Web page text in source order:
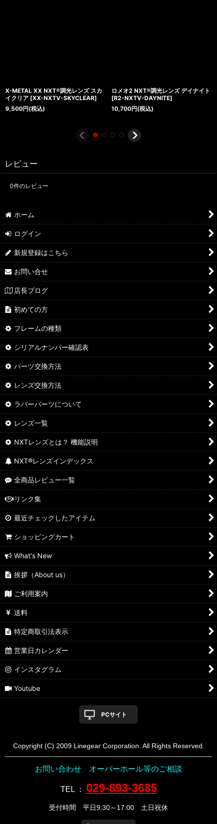
X-METAL XX NXT®調光レンズ スカ
イクリア [XX-NXTV-SKYCLEAR]
9,500円(税込)
ロメオ2 NXT®調光レンズ デイナイト
[R2-NXTV-DAYNITE]
10,700円(税込)
レビュー
0件のレビュー
ホーム
ログイン
新規登録はこちら
お問い合せ
店長ブログ
初めての方
フレームの種類
シリアルナンバー確認表
パーツ交換方法
レンズ交換方法
ラバーパーツについて
レンズ一覧
NXTレンズとは？ 機能説明
NXT®レンズインデックス
全商品レビュー一覧
リンク集
最近チェックしたアイテム
ショッピングカート
What's New
挨拶（About us）
ご利用案内
送料
特定商取引法表示
営業日カレンダー
インスタグラム
Youtube
PCサイト
Copyright (C) 2009 Linegear Corporation. All Rights Reserved.
お問い合わせ オーバーホール等のご相談
TEL： 029-893-3685
受付時間 平日9:30～17:00 土日祝休